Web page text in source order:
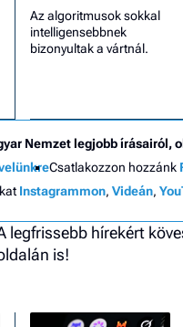
Az algoritmusok sokkal
intelligensebbnek
bizonyultak a vártnál.
Nemzet legjobb írásairól,
Csatlakozzon hozzánk
Instagrammon, Videán,
legfrissebb hírekért
is!